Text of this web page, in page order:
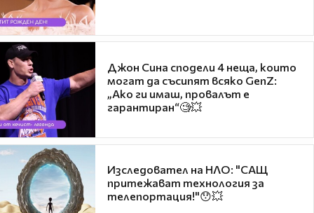
Джон Сина сподели 4 неща, които
могат да съсипят всяко GenZ:
„Ако ги имаш, провалът е
гарантиран“🧐💥
Изследовател на НЛО: "САЩ
притежават технология за
телепортация!"😯💥